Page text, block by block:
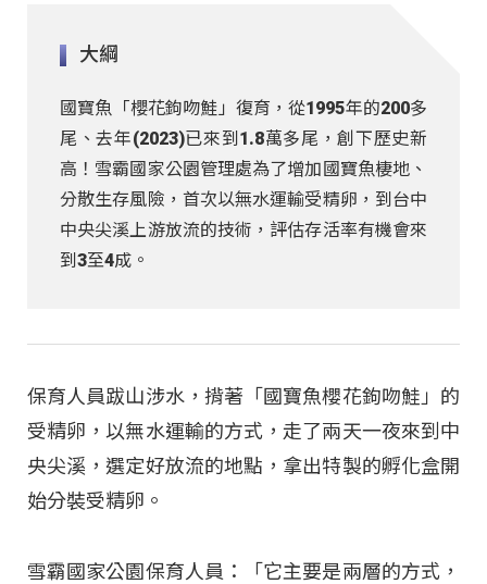
大綱
國寶魚「櫻花鉤吻鮭」復育，從1995年的200多
尾、去年(2023)已來到1.8萬多尾，創下歷史新
高！雪霸國家公園管理處為了增加國寶魚棲地、
分散生存風險，首次以無水運輸受精卵，到台中
中央尖溪上游放流的技術，評估存活率有機會來
到3至4成。
保育人員跋山涉水，揹著「國寶魚櫻花鉤吻鮭」的
受精卵，以無水運輸的方式，走了兩天一夜來到中
央尖溪，選定好放流的地點，拿出特製的孵化盒開
始分裝受精卵。
雪霸國家公園保育人員：「它主要是兩層的方式，